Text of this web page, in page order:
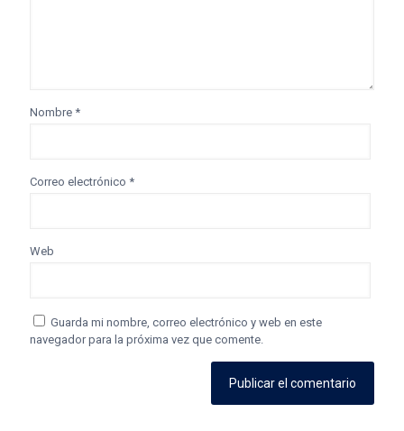
Nombre *
Correo electrónico *
Web
Guarda mi nombre, correo electrónico y web en este
navegador para la próxima vez que comente.